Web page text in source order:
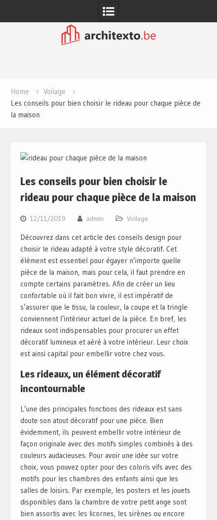
Home
Voilage
Les conseils pour bien choisir le rideau pour chaque pièce de
la maison
Les conseils pour bien choisir le
rideau pour chaque pièce de la maison
12/11/2019 admin Voilage
Découvrez dans cet article des conseils design pour
choisir le rideau adapté à votre style décoratif. Cet
élément est essentiel pour égayer n’importe quelle
pièce de la maison, mais pour cela, il faut prendre en
compte certains paramètres. Afin de créer un lieu
confortable où il fait bon vivre, il est impératif de
s’assurer que le tissu, la couleur, la coupe et la tringle
conviennent l’intérieur actuel de la pièce. En bref, les
rideaux sont indispensables pour procurer un effet
décoratif lumineux et aéré à votre intérieur. Leur choix
est ainsi capital pour embellir votre chez vous.
Les rideaux, un élément décoratif
incontournable
L’une des principales fonctions des rideaux est sans
doute son atout décoratif pour une pièce. Bien
évidemment, ils peuvent embellir votre intérieur de
façon originale avec des motifs simples combinés à des
couleurs audacieuses. Pour avoir une idée sur votre
choix, vous pouvez opter pour des coloris vifs avec des
motifs pour les chambres des enfants ainsi que les
salles de loisirs. Par exemple, les posters et les jouets
disponibles dans la chambre de votre petit ange sont
bien assortis avec les licornes, les sirènes ou encore